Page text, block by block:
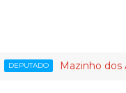
Mazinho dos Anjos